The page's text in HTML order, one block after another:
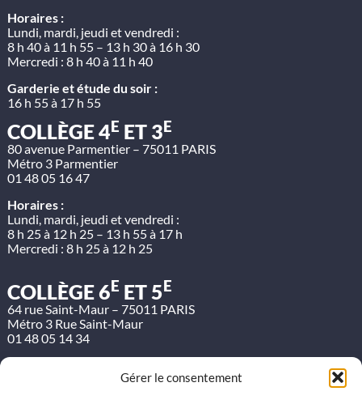
Gérer le consentement
Horaires :
Lundi, mardi, jeudi et vendredi :
8 h 40 à 11 h 55 – 13 h 30 à 16 h 30
Mercredi : 8 h 40 à 11 h 40
Garderie et étude du soir :
16 h 55 à 17 h 55
COLLÈGE 4E ET 3E
80 avenue Parmentier – 75011 PARIS
Métro 3 Parmentier
01 48 05 16 47
Horaires :
Lundi, mardi, jeudi et vendredi :
8 h 25 à 12 h 25 – 13 h 55 à 17 h
Mercredi : 8 h 25 à 12 h 25
COLLÈGE 6E ET 5E
64 rue Saint-Maur – 75011 PARIS
Métro 3 Rue Saint-Maur
01 48 05 14 34
Lundi, mardi, jeudi et vendredi :